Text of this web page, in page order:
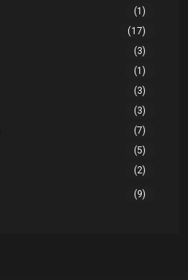
(1)
(17)
(3)
(1)
(3)
(3)
(7)
(5)
(2)
(9)